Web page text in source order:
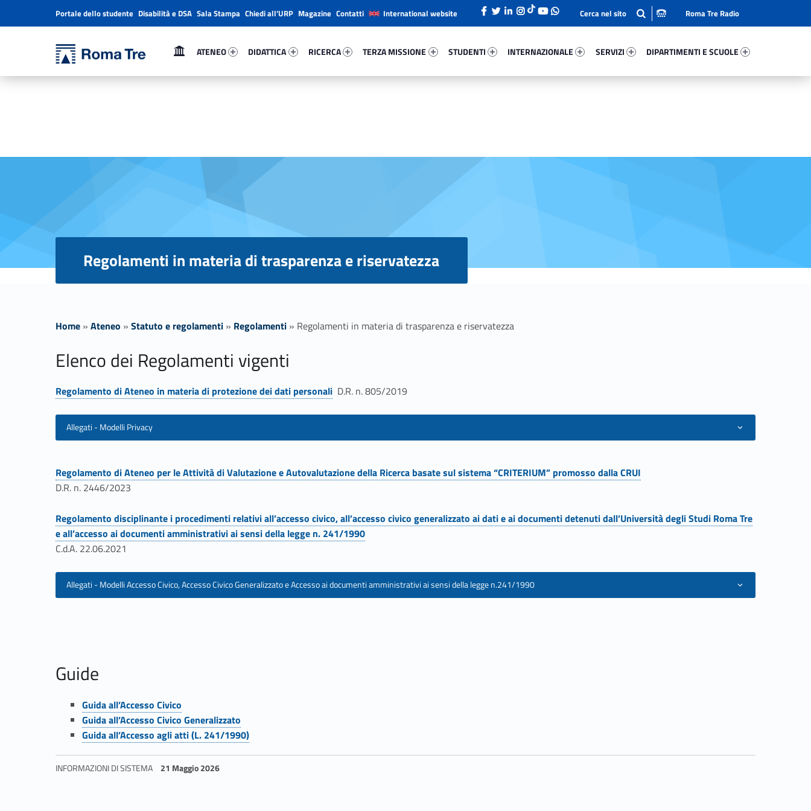
Regolamenti in materia di trasparenza e riservatezza - Università Roma Tre
Primary Menu
ATENEO
DIDATTICA
RICERCA
TERZA MISSIONE
STUDENTI
INTERNAZIONALE
SERVIZI
DIPARTIMENTI E SCUOLE
Header info sidebar
Portale dello studente Disabilità e DSA Sala Stampa Chiedi all’URP Magazine Contatti International website Roma Tre Radio
Regolamenti in materia di trasparenza e riservatezza
Home » Ateneo » Statuto e regolamenti » Regolamenti » Regolamenti in materia di trasparenza e riservatezza
R
e
g
o
l
a
m
e
n
i
i
m
a
Elenco dei Regolamenti vigenti
Regolamento di Ateneo in materia di protezione dei dati personali D.R. n. 805/2019
Allegati - Modelli Privacy
Link identifier #identifier__195191-22
Regolamento di Ateneo per le Attività di Valutazione e Autovalutazione della Ricerca basate sul sistema “CRITERIUM” promosso dalla CRUI
D.R. n. 2446/2023
Link identifier #identifier__132994-23
Regolamento disciplinante i procedimenti relativi all’accesso civico, all’accesso civico generalizzato ai dati e ai documenti detenuti dall’Università degli Studi Roma Tre
e all’accesso ai documenti amministrativi ai sensi della legge n. 241/1990
C.d.A. 22.06.2021
Allegati - Modelli Accesso Civico, Accesso Civico Generalizzato e Accesso ai documenti amministrativi ai sensi della legge n.241/1990
Guide
Link identifier #identifier__22879-47
Guida all’Accesso Civico
Link identifier #identifier__149547-48
Guida all’Accesso Civico Generalizzato
Guida all’Accesso agli atti (L. 241/1990)
INFORMAZIONI DI SISTEMA 21 Maggio 2026